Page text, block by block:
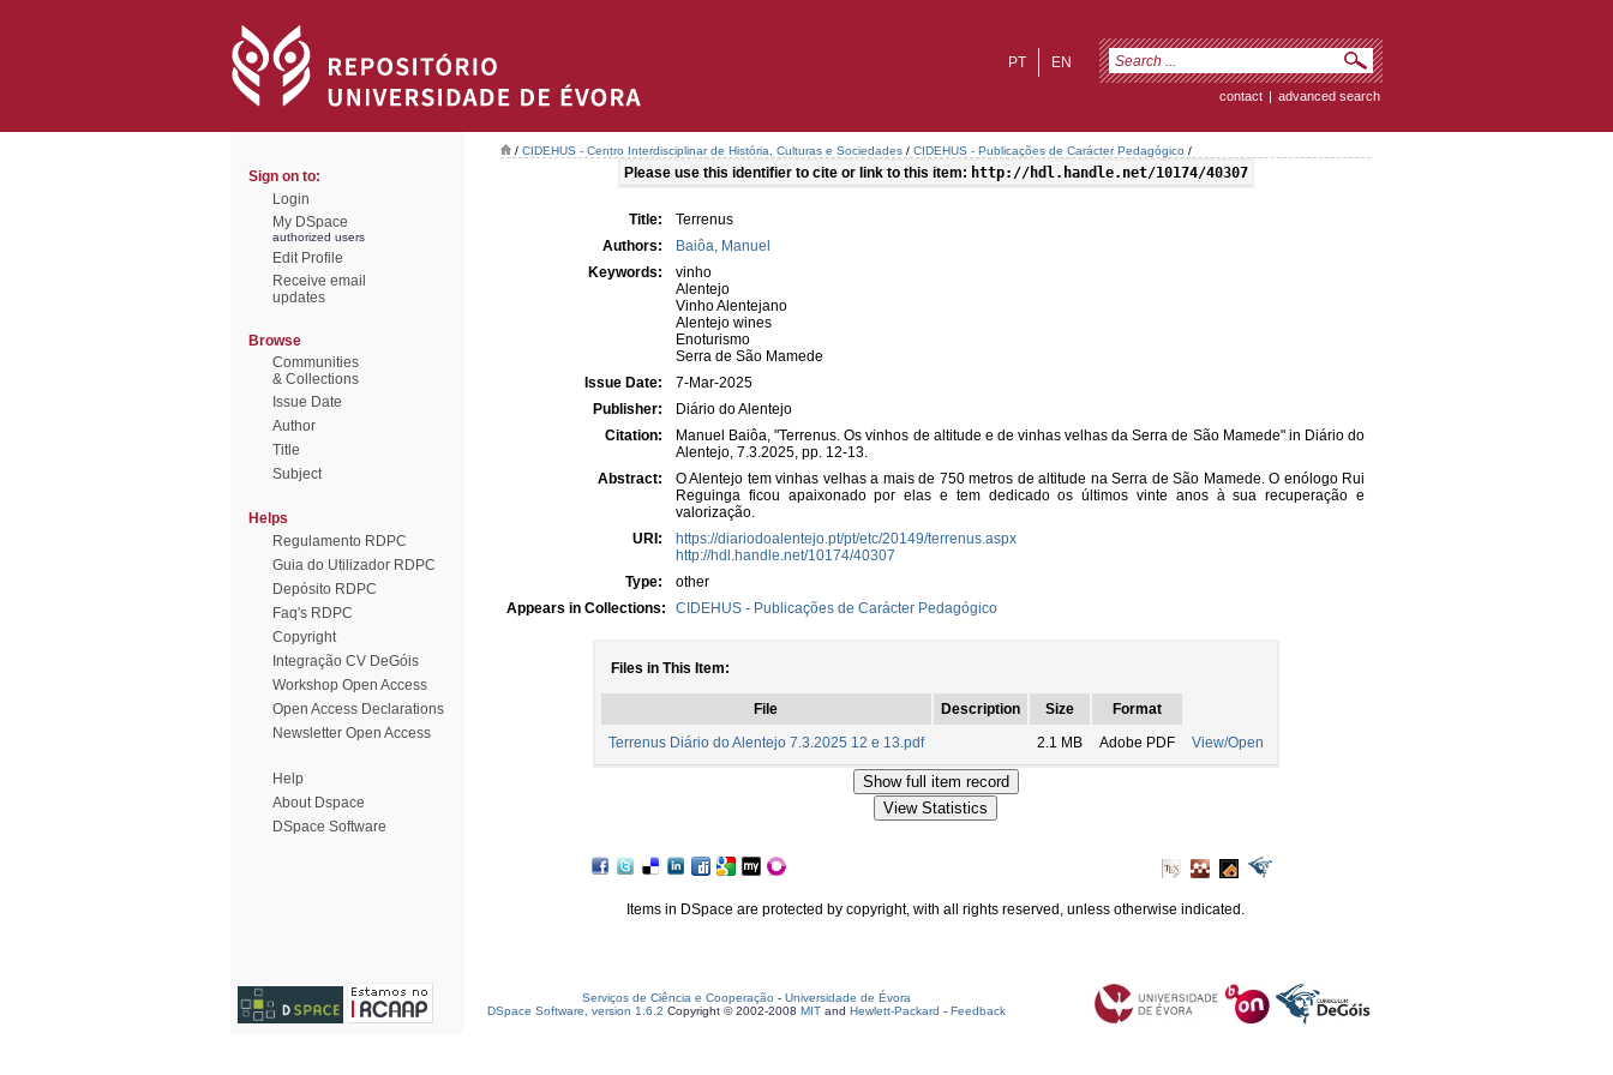
EN
PT
contact | advanced search
Sign on to:
Login
My DSpace
authorized users
Edit Profile
Receive email
updates
Browse
Communities
& Collections
Issue Date
Author
Title
Subject
Helps
Regulamento RDPC
Guia do Utilizador RDPC
Depósito RDPC
Faq's RDPC
Copyright
Integração CV DeGóis
Workshop Open Access
Open Access Declarations
Newsletter Open Access
Help
About Dspace
DSpace Software
/ CIDEHUS - Centro Interdisciplinar de História, Culturas e Sociedades / CIDEHUS - Publicações de Carácter Pedagógico /
Please use this identifier to cite or link to this item: http://hdl.handle.net/10174/40307
Title:
Terrenus
Authors:
Baiôa, Manuel
Keywords:
vinho
Alentejo
Vinho Alentejano
Alentejo wines
Enoturismo
Serra de São Mamede
Issue Date:
7-Mar-2025
Publisher:
Diário do Alentejo
Citation:
Manuel Baiôa, "Terrenus. Os vinhos de altitude e de vinhas velhas da Serra de São Mamede" in Diário do
Alentejo, 7.3.2025, pp. 12-13.
Abstract:
O Alentejo tem vinhas velhas a mais de 750 metros de altitude na Serra de São Mamede. O enólogo Rui
Reguinga ficou apaixonado por elas e tem dedicado os últimos vinte anos à sua recuperação e
valorização.
URI:
https://diariodoalentejo.pt/pt/etc/20149/terrenus.aspx
http://hdl.handle.net/10174/40307
Type:
other
Appears in Collections:
CIDEHUS - Publicações de Carácter Pedagógico
Files in This Item:
File Description Size
Format
Terrenus Diário do Alentejo 7.3.2025 12 e 13.pdf
2.1 MB Adobe PDF View/Open
Items in DSpace are protected by copyright, with all rights reserved, unless otherwise indicated.
Serviços de Ciência e Cooperação - Universidade de Évora
DSpace Software, version 1.6.2 Copyright © 2002-2008 MIT and Hewlett-Packard - Feedback